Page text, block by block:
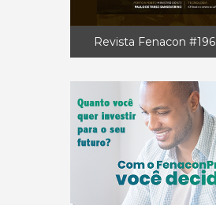
Revista Fenacon #196